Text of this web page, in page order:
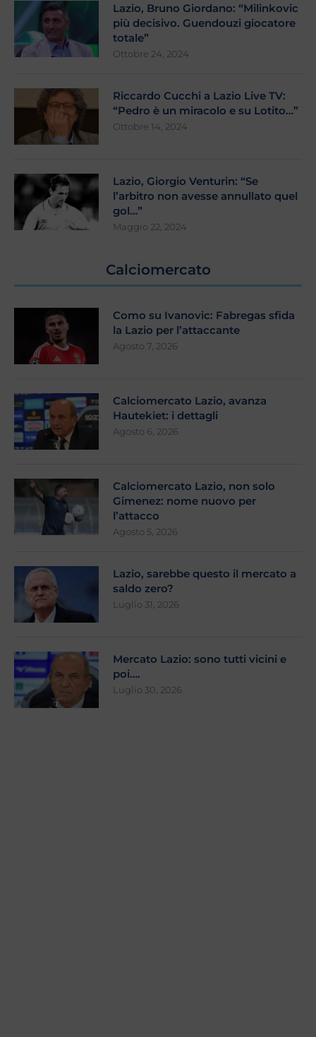
Lazio, Bruno Giordano: “Milinkovic
più decisivo. Guendouzi giocatore
totale”
Ottobre 24, 2024
Riccardo Cucchi a Lazio Live TV:
“Pedro è un miracolo e su Lotito…”
Ottobre 14, 2024
Lazio, Giorgio Venturin: “Se
l’arbitro non avesse annullato quel
gol…”
Maggio 22, 2024
Calciomercato
Como su Ivanovic: Fabregas sfida
la Lazio per l’attaccante
Agosto 7, 2026
Calciomercato Lazio, avanza
Hautekiet: i dettagli
Agosto 6, 2026
Calciomercato Lazio, non solo
Gimenez: nome nuovo per
l’attacco
Agosto 5, 2026
Lazio, sarebbe questo il mercato a
saldo zero?
Luglio 31, 2026
Mercato Lazio: sono tutti vicini e
poi….
Luglio 30, 2026